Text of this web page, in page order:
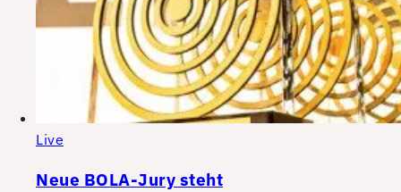
Live
Neue BOLA-Jury steht